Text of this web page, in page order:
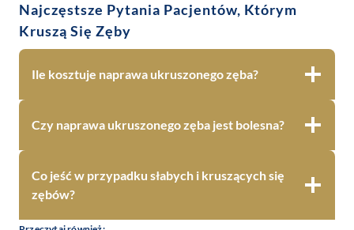
Najczęstsze Pytania Pacjentów, Którym
Kruszą Się Zęby
Ile kosztuje naprawa ukruszonego zęba?
Czy naprawa ukruszonego zęba jest bolesna?
Co jeść w przypadku słabych i kruszących się
zębów?